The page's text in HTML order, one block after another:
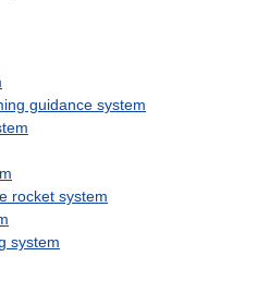
guidance system
rocket system
system